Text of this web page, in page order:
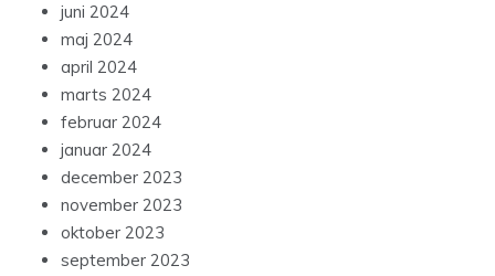
juni 2024
maj 2024
april 2024
marts 2024
februar 2024
januar 2024
december 2023
november 2023
oktober 2023
september 2023